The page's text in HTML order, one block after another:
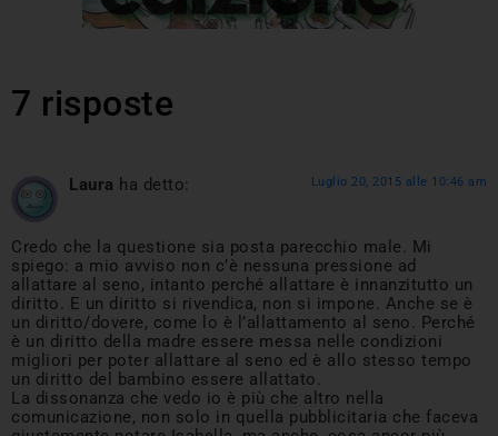
7 risposte
Laura ha detto: Luglio 20, 2015 alle 10:46 am
Credo che la questione sia posta parecchio male. Mi
spiego: a mio avviso non c’è nessuna pressione ad
allattare al seno, intanto perché allattare è innanzitutto un
diritto. E un diritto si rivendica, non si impone. Anche se è
un diritto/dovere, come lo è l’allattamento al seno. Perché
è un diritto della madre essere messa nelle condizioni
migliori per poter allattare al seno ed è allo stesso tempo
un diritto del bambino essere allattato.
La dissonanza che vedo io è più che altro nella
comunicazione, non solo in quella pubblicitaria che faceva